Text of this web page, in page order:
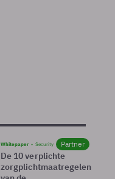
Whitepaper Security Partner
De 10 verplichte
zorgplichtmaatregelen